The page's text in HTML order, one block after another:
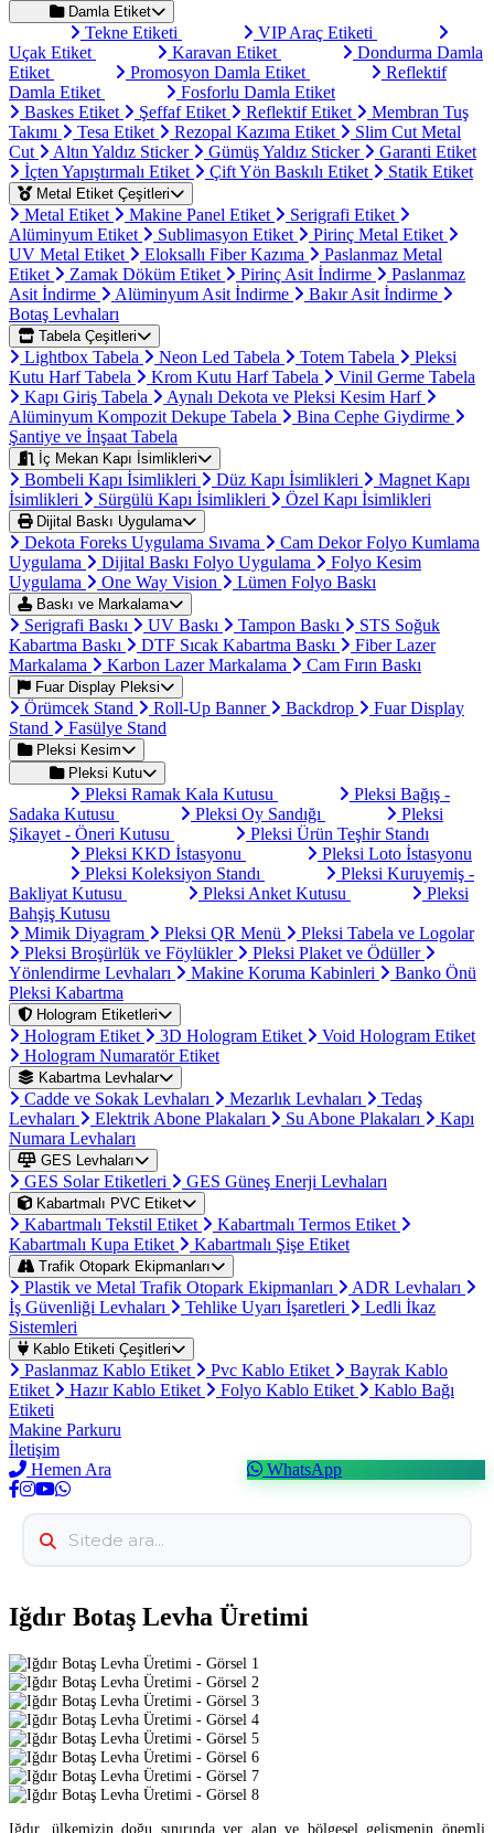
Damla Etiket
Tekne Etiketi
VIP Araç Etiketi
Uçak Etiket
Karavan Etiket
Dondurma Damla
Etiket
Promosyon Damla Etiket
Reflektif
Damla Etiket
Fosforlu Damla Etiket
Baskes Etiket
Şeffaf Etiket Reflektif Etiket
Membran Tuş
Takımı
Tesa Etiket Rezopal Kazıma Etiket
Slim Cut Metal
Cut
Altın Yaldız Sticker Gümüş Yaldız Sticker
Garanti Etiket
İçten Yapıştırmalı Etiket
Çift Yön Baskılı Etiket Statik Etiket
Metal Etiket Çeşitleri
Metal Etiket Makine Panel Etiket
Serigrafi Etiket
Alüminyum Etiket
Sublimasyon Etiket
Pirinç Metal Etiket
UV Metal Etiket
Eloksallı Fiber Kazıma
Paslanmaz Metal
Etiket
Zamak Döküm Etiket Pirinç Asit İndirme
Paslanmaz
Asit İndirme
Alüminyum Asit İndirme
Bakır Asit İndirme
Botaş Levhaları
Tabela Çeşitleri
Lightbox Tabela Neon Led Tabela Totem Tabela
Pleksi
Kutu Harf Tabela
Krom Kutu Harf Tabela
Vinil Germe Tabela
Kapı Giriş Tabela
Aynalı Dekota ve Pleksi Kesim Harf
Alüminyum Kompozit Dekupe Tabela
Bina Cephe Giydirme
Şantiye ve İnşaat Tabela
İç Mekan Kapı İsimlikleri
Bombeli Kapı İsimlikleri Düz Kapı İsimlikleri
Magnet Kapı
İsimlikleri
Sürgülü Kapı İsimlikleri Özel Kapı İsimlikleri
Dijital Baskı Uygulama
Dekota Foreks Uygulama Sıvama
Cam Dekor Folyo Kumlama
Uygulama
Dijital Baskı Folyo Uygulama
Folyo Kesim
Uygulama
One Way Vision Lümen Folyo Baskı
Baskı ve Markalama
Serigrafi Baskı UV Baskı Tampon Baskı
STS Soğuk
Kabartma Baskı
DTF Sıcak Kabartma Baskı
Fiber Lazer
Markalama
Karbon Lazer Markalama Cam Fırın Baskı
Fuar Display Pleksi
Örümcek Stand Roll-Up Banner Backdrop
Fuar Display
Stand
Fasülye Stand
Pleksi Kesim
Pleksi Kutu
Pleksi Ramak Kala Kutusu
Pleksi Bağış -
Sadaka Kutusu
Pleksi Oy Sandığı
Pleksi
Şikayet - Öneri Kutusu
Pleksi Ürün Teşhir Standı
Pleksi KKD İstasyonu
Pleksi Loto İstasyonu
Pleksi Koleksiyon Standı
Pleksi Kuruyemiş -
Bakliyat Kutusu
Pleksi Anket Kutusu
Pleksi
Bahşiş Kutusu
Mimik Diyagram
Pleksi QR Menü
Pleksi Tabela ve Logolar
Pleksi Broşürlük ve Föylükler
Pleksi Plaket ve Ödüller
Yönlendirme Levhaları
Makine Koruma Kabinleri
Banko Önü
Pleksi Kabartma
Hologram Etiketleri
Hologram Etiket 3D Hologram Etiket
Void Hologram Etiket
Hologram Numaratör Etiket
Kabartma Levhalar
Cadde ve Sokak Levhaları Mezarlık Levhaları
Tedaş
Levhaları
Elektrik Abone Plakaları Su Abone Plakaları
Kapı
Numara Levhaları
GES Levhaları
GES Solar Etiketleri GES Güneş Enerji Levhaları
Kabartmalı PVC Etiket
Kabartmalı Tekstil Etiket
Kabartmalı Termos Etiket
Kabartmalı Kupa Etiket
Kabartmalı Şişe Etiket
Trafik Otopark Ekipmanları
Plastik ve Metal Trafik Otopark Ekipmanları
ADR Levhaları
İş Güvenliği Levhaları
Tehlike Uyarı İşaretleri
Ledli İkaz
Sistemleri
Kablo Etiketi Çeşitleri
Paslanmaz Kablo Etiket Pvc Kablo Etiket
Bayrak Kablo
Etiket
Hazır Kablo Etiket Folyo Kablo Etiket
Kablo Bağı
Etiketi
Makine Parkuru
İletişim
Hemen Ara
WhatsApp
Iğdır Botaş Levha Üretimi
Iğdır, ülkemizin doğu sınırında yer alan ve bölgesel gelişmenin önemli